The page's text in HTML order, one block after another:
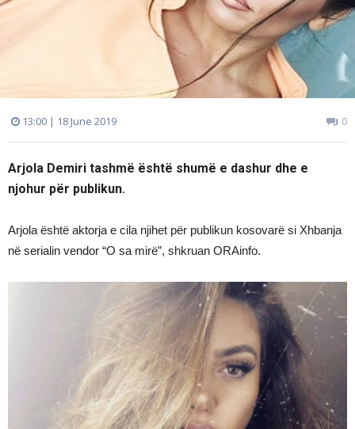
13:00 | 18 June 2019 0
Arjola Demiri tashmë është shumë e dashur dhe e
njohur për publikun.
Arjola është aktorja e cila njihet për publikun kosovarë si Xhbanja
në serialin vendor “O sa mirë”, shkruan ORAinfo.